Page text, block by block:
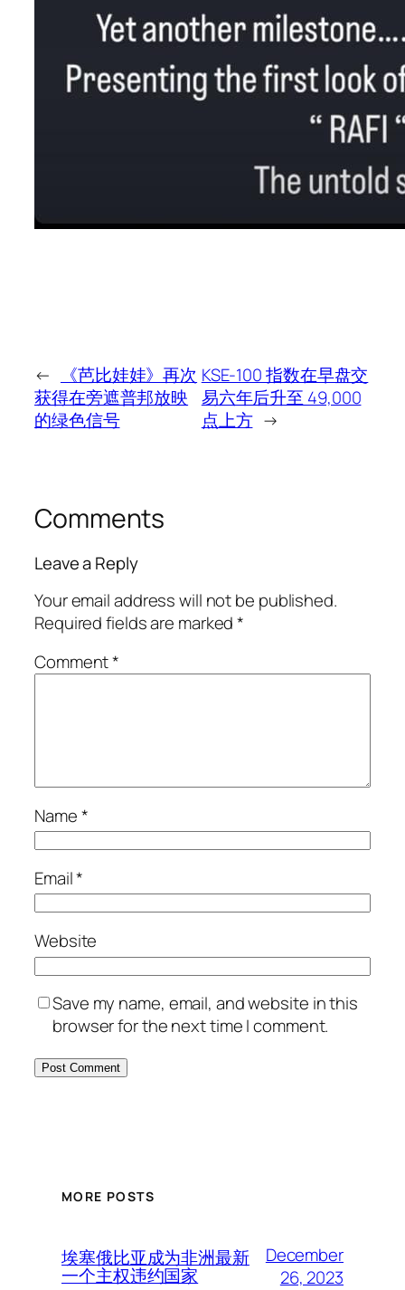
←
《芭比娃娃》再次
获得在旁遮普邦放映
的绿色信号
KSE-100 指数在早盘交
易六年后升至 49,000
点上方 →
Comments
Leave a Reply
Your email address will not be published.
Required fields are marked*
Comment*
Name*
Email*
Website
Save my name, email, and website in this
browser for the next time I comment.
MORE POSTS
埃塞俄比亚成为非洲最新
一个主权违约国家
December
26, 2023